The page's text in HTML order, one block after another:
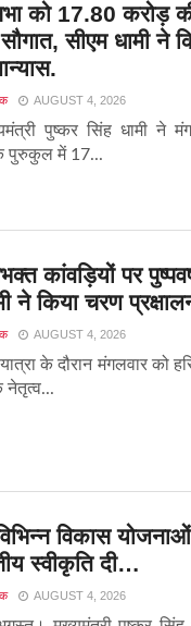
को 17.80 करोड़
सीएम धामी ने
AUGUST 4, 2026
पुष्कर सिंह धामी ने
के पुरुकुल में 17...
कांवड़ियों पर
ने किया चरण
AUGUST 4, 2026
के दौरान मंगलवार को
नेतृत्व...
विकास
स्वीकृति दी…
AUGUST 4, 2026